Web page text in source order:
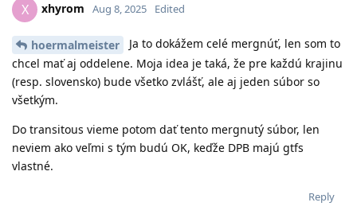
X xhyrom Aug 8, 2025 Edited
hoermalmeister
Ja to dokážem celé mergnúť, len som to
chcel mať aj oddelene. Moja idea je taká, že pre každú krajinu
(resp. slovensko) bude všetko zvlášť, ale aj jeden súbor so
všetkým.
Do transitous vieme potom dať tento mergnutý súbor, len
neviem ako veľmi s tým budú OK, keďže DPB majú gtfs
vlastné.
Reply